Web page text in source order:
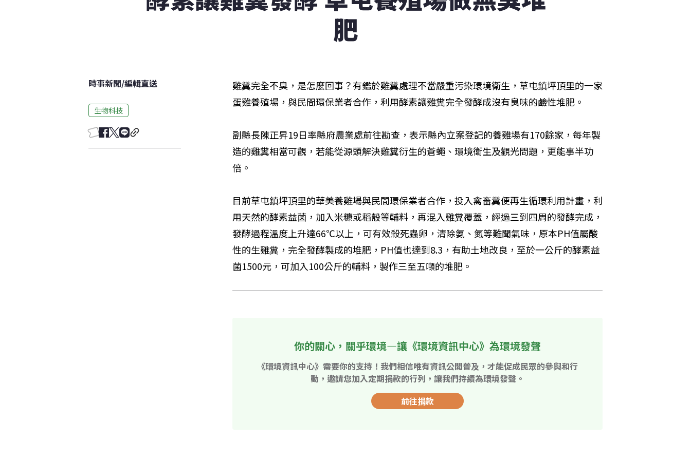
肥
時事新聞/編輯直送
生物科技
雞糞完全不臭，是怎麼回事？有鑑於雞糞處理不當嚴重污染環境衛生，草屯鎮坪頂里的一家
蛋雞養殖場，與民間環保業者合作，利用酵素讓雞糞完全發酵成沒有臭味的鹼性堆肥。
副縣長陳正昇19日率縣府農業處前往勘查，表示縣內立案登記的養雞場有170餘家，每年製
造的雞糞相當可觀，若能從源頭解決雞糞衍生的蒼蠅、環境衛生及觀光問題，更能事半功
倍。
目前草屯鎮坪頂里的華美養雞場與民間環保業者合作，投入禽畜糞便再生循環利用計畫，利
用天然的酵素益菌，加入米糠或稻殼等輔料，再混入雞糞覆蓋，經過三到四周的發酵完成，
發酵過程溫度上升達66℃以上，可有效殺死蟲卵，清除氨、氮等難聞氣味，原本PH值屬酸
性的生雞糞，完全發酵製成的堆肥，PH值也達到8.3，有助土地改良，至於一公斤的酵素益
菌1500元，可加入100公斤的輔料，製作三至五噸的堆肥。
你的關心，關乎環境—讓《環境資訊中心》為環境發聲
《環境資訊中心》需要你的支持！我們相信唯有資訊公開普及，才能促成民眾的參與和行
動，邀請您加入定期捐款的行列，讓我們持續為環境發聲。
前往捐款